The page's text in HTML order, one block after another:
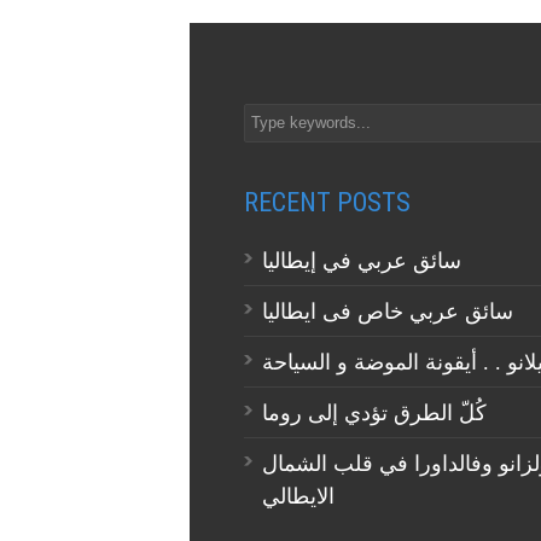
RECENT POSTS
سائق عربي في إيطاليا
سائق عربي خاص فى ايطاليا
كُلّ الطرق تؤدي إلى روما
وفالداورا في قلب الشمال
الايطالي